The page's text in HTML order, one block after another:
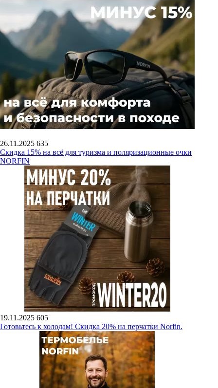
26.11.2025 635
Скидка 15% на всё для туризма и поляризационные очки
NORFIN
19.11.2025 605
Готовьтесь к холодам! Скидка 20% на перчатки Norfin.